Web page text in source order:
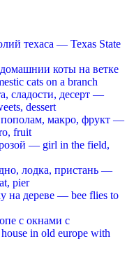
техаса — Texas State
коты на ветке
cats on a branch
сладости, десерт —
dessert
пополам, макро, фрукт —
fruit
— girl in the field,
лодка, пристань —
pier
на дереве — bee flies to
с окнами с
in old europe with